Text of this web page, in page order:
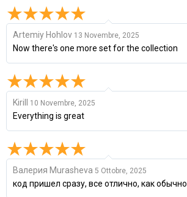
Artemiy Hohlov 13 Novembre, 2025
Now there's one more set for the collection
Kirill 10 Novembre, 2025
Everything is great
Валерия Murasheva 5 Ottobre, 2025
код пришел сразу, все отлично, как обычно